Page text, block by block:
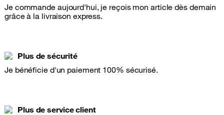
Je commande aujourd'hui, je reçois mon article dès demain
grâce à la livraison express.
Plus de sécurité
Je bénéficie d'un paiement 100% sécurisé.
Plus de service client